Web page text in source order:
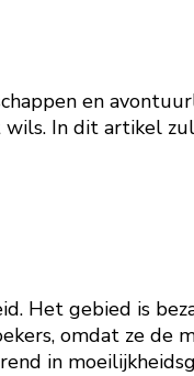
en
In dit artikel
Het gebied is
omdat ze de
in